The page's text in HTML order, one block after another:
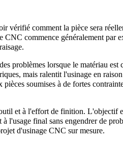
vérifié comment la pièce sera
commence généralement par
problèmes lorsque le matériau est
mais ralentit l'usinage en
soumises à de fortes
et à l'effort de finition. L'objectif
l'usage final sans engendrer de
d'usinage CNC sur mesure.